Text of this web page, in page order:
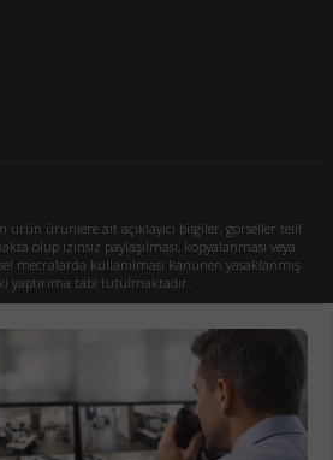
ürünlere ait açıklayıcı bilgiler, görseller telif
olup izinsiz paylaşılması, kopyalanması veya
mecralarda kullanılması kanunen yasaklanmış
yaptırıma tabi tutulmaktadır.